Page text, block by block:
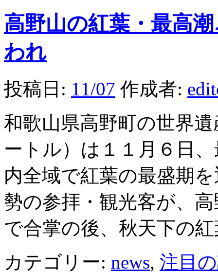
高野山の紅葉・最高
われ
投稿日: 11/07 作成者:
和歌山県高野町の世界
ートル）は１１月６日
内全域で紅葉の最盛期
勢の参拝・観光客が、
で合掌の後、秋天下の
カテゴリー: news, 注目